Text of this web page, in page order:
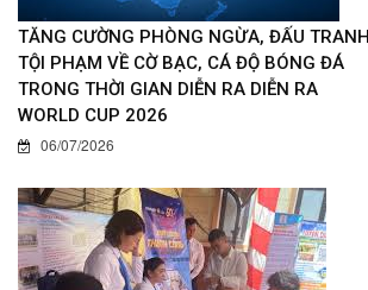
TĂNG CƯỜNG PHÒNG NGỪA, ĐẤU TRANH
TỘI PHẠM VỀ CỜ BẠC, CÁ ĐỘ BÓNG ĐÁ
TRONG THỜI GIAN DIỄN RA DIỄN RA
WORLD CUP 2026
06/07/2026